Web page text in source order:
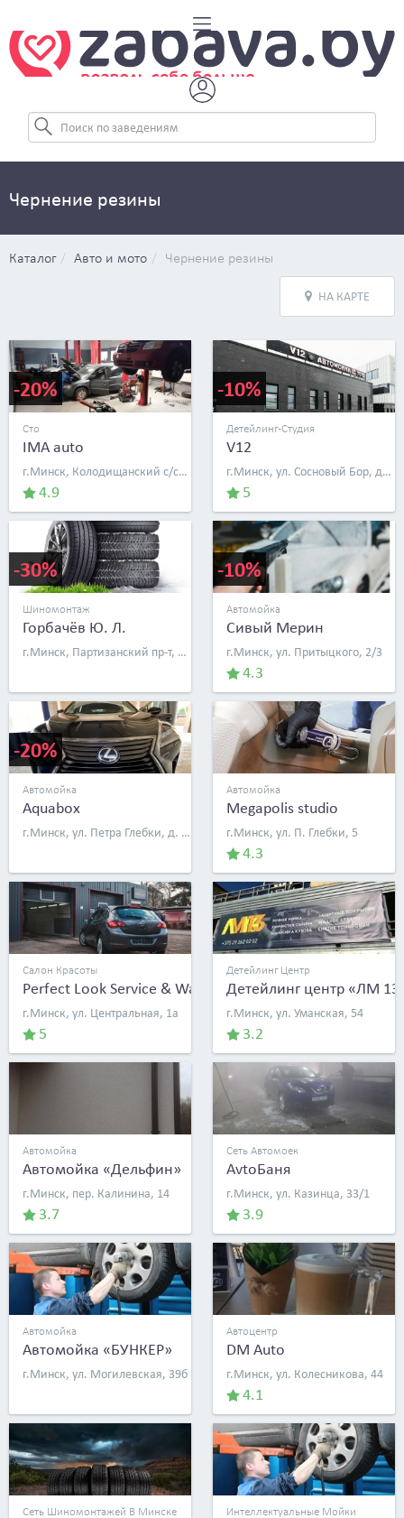
Чернение резины
Каталог Авто и мото Чернение резины
НА КАРТЕ
-20%
Сто
IMA auto
г.Минск, Колодищанский с/с, д. 82
4.9
-10%
Детейлинг-Студия
V12
г.Минск, ул. Сосновый Бор, д. 2
5
-30%
Шиномонтаж
Горбачёв Ю. Л.
г.Минск, Партизанский пр-т, д. 4в
-10%
Автомойка
Сивый Мерин
г.Минск, ул. Притыцкого, 2/3
4.3
-20%
Автомойка
Aquabox
г.Минск, ул. Петра Глебки, д. 15а
Автомойка
Megapolis studio
г.Минск, ул. П. Глебки, 5
4.3
Салон Красоты
Perfect Look Service & Wash
г.Минск, ул. Центральная, 1а
5
Детейлинг Центр
Детейлинг центр «ЛМ
г.Минск, ул. Уманская, 54
3.2
Автомойка
Автомойка «Дельфин»
г.Минск, пер. Калинина, 14
3.7
Сеть Автомоек
AvtoБаня
г.Минск, ул. Казинца, 33/1
3.9
Автомойка
Автомойка «БУНКЕР»
г.Минск, ул. Могилевская, 39б
Автоцентр
DM Auto
г.Минск, ул. Колесникова, 44
4.1
Сеть Шиномонтажей В Минске Интеллектуальные Мойки